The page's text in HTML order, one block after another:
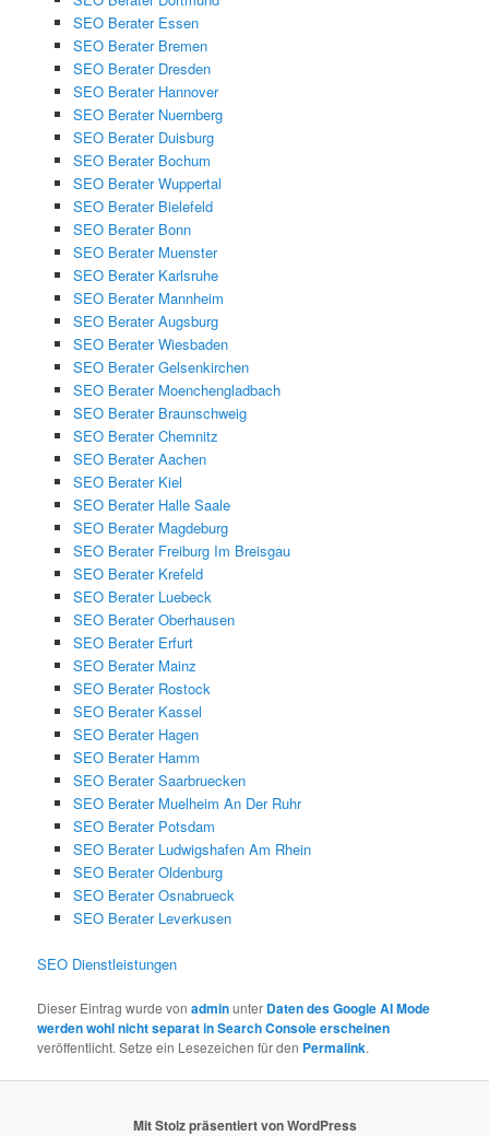
SEO Berater Essen
SEO Berater Bremen
SEO Berater Dresden
SEO Berater Hannover
SEO Berater Nuernberg
SEO Berater Duisburg
SEO Berater Bochum
SEO Berater Wuppertal
SEO Berater Bielefeld
SEO Berater Bonn
SEO Berater Muenster
SEO Berater Karlsruhe
SEO Berater Mannheim
SEO Berater Augsburg
SEO Berater Wiesbaden
SEO Berater Gelsenkirchen
SEO Berater Moenchengladbach
SEO Berater Braunschweig
SEO Berater Chemnitz
SEO Berater Aachen
SEO Berater Kiel
SEO Berater Halle Saale
SEO Berater Magdeburg
SEO Berater Freiburg Im Breisgau
SEO Berater Krefeld
SEO Berater Luebeck
SEO Berater Oberhausen
SEO Berater Erfurt
SEO Berater Mainz
SEO Berater Rostock
SEO Berater Kassel
SEO Berater Hagen
SEO Berater Hamm
SEO Berater Saarbruecken
SEO Berater Muelheim An Der Ruhr
SEO Berater Potsdam
SEO Berater Ludwigshafen Am Rhein
SEO Berater Oldenburg
SEO Berater Osnabrueck
SEO Berater Leverkusen
SEO Dienstleistungen
Dieser Eintrag wurde vonadminunter Daten des Google AI Mode
werden wohl nicht separat in Search Console erscheinen
veröffentlicht. Setze ein Lesezeichen für den Permalink.
Mit Stolz präsentiert von WordPress